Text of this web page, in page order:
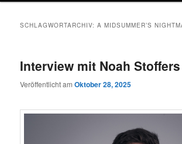
SCHLAGWORTARCHIV:A MIDSUMMER’S
Interview mit Noah Stoffers
Veröffentlicht amOktober 28, 2025